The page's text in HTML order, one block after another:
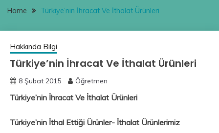
Home Türkiye’nin İhracat Ve İthalat Ürünleri
Hakkında Bilgi
Türkiye’nin İhracat Ve İthalat Ürünleri
8 Şubat 2015 Öğretmen
Türkiye’nin İhracat Ve İthalat Ürünleri
Türkiye’nin İthal Ettiği Ürünler- İthalat Ürünlerimiz